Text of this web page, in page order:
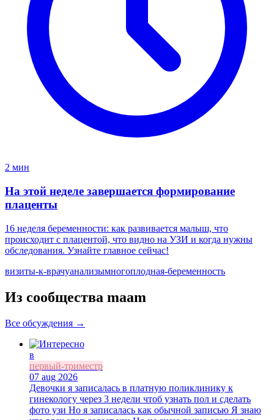
2 мин
На этой неделе завершается формирование
плаценты
16 неделя беременности: как развивается малыш, что
происходит с плацентой, что видно на УЗИ и когда нужны
обследования. Узнайте главное сейчас!
визиты-к-врачуанализымногоплодная-беременность
Из сообщества maam
Все обсуждения →
в
первый-триместр
07 aug 2026
Девочки я записалась в платную поликлинику к
гинекологу через 3 недели чтоб узнать пол и сделать
фото узи Но я записалась как обычной записью Я знаю